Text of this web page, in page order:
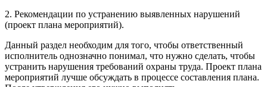
2. Рекомендации по устранению выявленных нарушений
(проект плана мероприятий).
Данный раздел необходим для того, чтобы ответственный
исполнитель однозначно понимал, что нужно сделать, чтобы
устранить нарушения требований охраны труда. Проект плана
мероприятий лучше обсуждать в процессе составления плана.